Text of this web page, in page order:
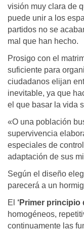
visión muy clara de
puede unir a los
partidos no se
mal que han hecho.
Prosigo con el
suficiente para
ciudadanos elijan
inevitable, ya que
el que basar la vida
«O una población
supervivencia
especiales de
adaptación de sus
Según el diseño
parecerá a un
El ‘Primer principio
homogéneos,
continuamente las